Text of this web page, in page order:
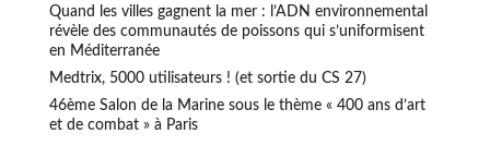
Quand les villes gagnent la mer : l’ADN environnemental
révèle des communautés de poissons qui s’uniformisent
en Méditerranée
Medtrix, 5000 utilisateurs ! (et sortie du CS 27)
46ème Salon de la Marine sous le thème « 400 ans d’art
et de combat » à Paris